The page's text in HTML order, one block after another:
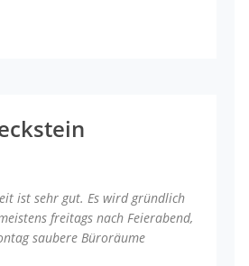
ist sehr gut. Es wird gründlich
freitags nach Feierabend,
saubere Büroräume